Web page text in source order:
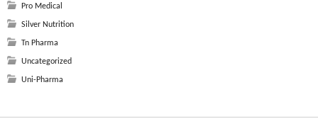
Pro Medical
Silver Nutrition
Tn Pharma
Uncategorized
Uni-Pharma